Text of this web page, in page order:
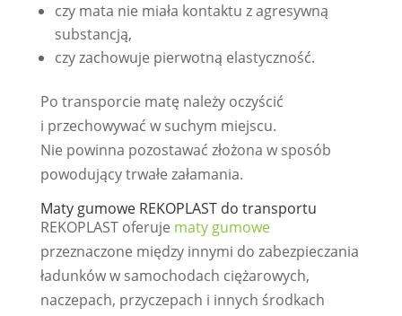
czy mata nie miała kontaktu z agresywną
substancją,
czy zachowuje pierwotną elastyczność.
Po transporcie matę należy oczyścić
i przechowywać w suchym miejscu.
Nie powinna pozostawać złożona w sposób
powodujący trwałe załamania.
Maty gumowe REKOPLAST do transportu
REKOPLAST oferuje maty gumowe
przeznaczone między innymi do zabezpieczania
ładunków w samochodach ciężarowych,
naczepach, przyczepach i innych środkach